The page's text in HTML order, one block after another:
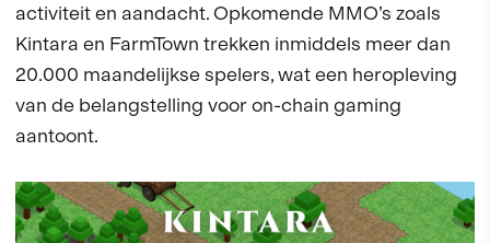
activiteit en aandacht. Opkomende MMO’s zoals
Kintara en FarmTown trekken inmiddels meer dan
20.000 maandelijkse spelers, wat een heropleving
van de belangstelling voor on-chain gaming
aantoont.